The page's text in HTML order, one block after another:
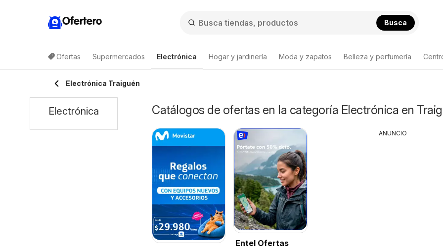
Ofertero Busca
Ofertas Supermercados Electrónica Hogar y jardinería Moda y zapatos Belleza y perfumería
Electrónica Traiguén
Catálogos de ofertas en la categoría Electrónica en
Entel Ofertas
ANUNCIO
Electrónica